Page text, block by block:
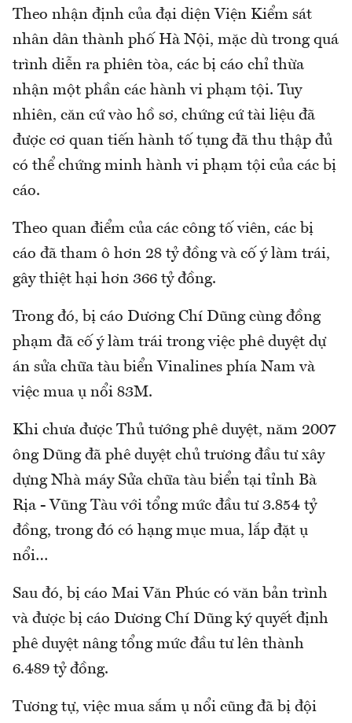
Theo nhận định của đại diện Viện Kiểm sát
nhân dân thành phố Hà Nội, mặc dù trong quá
trình diễn ra phiên tòa, các bị cáo chỉ thừa
nhận một phần các hành vi phạm tội. Tuy
nhiên, căn cứ vào hồ sơ, chứng cứ tài liệu đã
được cơ quan tiến hành tố tụng đã thu thập đủ
có thể chứng minh hành vi phạm tội của các bị
cáo.
Theo quan điểm của các công tố viên, các bị
cáo đã tham ô hơn 28 tỷ đồng và cố ý làm trái,
gây thiệt hại hơn 366 tỷ đồng.
Trong đó, bị cáo Dương Chí Dũng cùng đồng
phạm đã cố ý làm trái trong việc phê duyệt dự
án sửa chữa tàu biển Vinalines phía Nam và
việc mua ụ nổi 83M.
Khi chưa được Thủ tướng phê duyệt, năm 2007
ông Dũng đã phê duyệt chủ trương đầu tư xây
dựng Nhà máy Sửa chữa tàu biển tại tỉnh Bà
Rịa - Vũng Tàu với tổng mức đầu tư 3.854 tỷ
đồng, trong đó có hạng mục mua, lắp đặt ụ
nổi…
Sau đó, bị cáo Mai Văn Phúc có văn bản trình
và được bị cáo Dương Chí Dũng ký quyết định
phê duyệt nâng tổng mức đầu tư lên thành
6.489 tỷ đồng.
Tương tự, việc mua sắm ụ nổi cũng đã bị đội